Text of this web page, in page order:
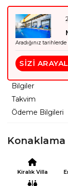
Bilgiler
Takvim
Ödeme Bilgileri
Kiralık Villa
Aradığınız
SIZI